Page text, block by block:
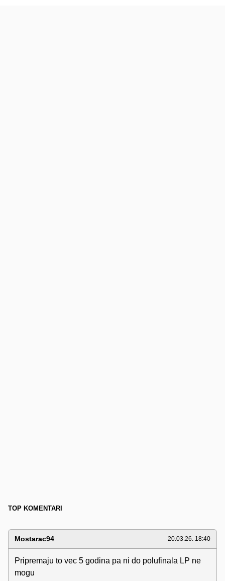
TOP KOMENTARI
Mostarac94 20.03.26. 18:40
Pripremaju to vec 5 godina pa ni do polufinala LP ne
mogu